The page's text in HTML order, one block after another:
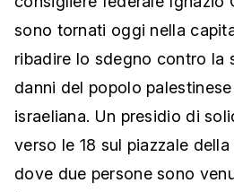
sono tornati oggi nella
ribadire lo sdegno contro la
danni del popolo
israeliana. Un presidio di
verso le 18 sul piazzale
dove due persone sono